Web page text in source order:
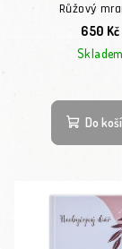
Růžový
650 Kč
Skladem
Do